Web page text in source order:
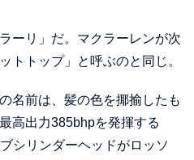
ーリ」だ。マクラーレンが次
トトップ」と呼ぶのと同じ。
名前は、髪の色を揶揄したも
高出力385bhpを発揮する
シリンダーヘッドがロッソ